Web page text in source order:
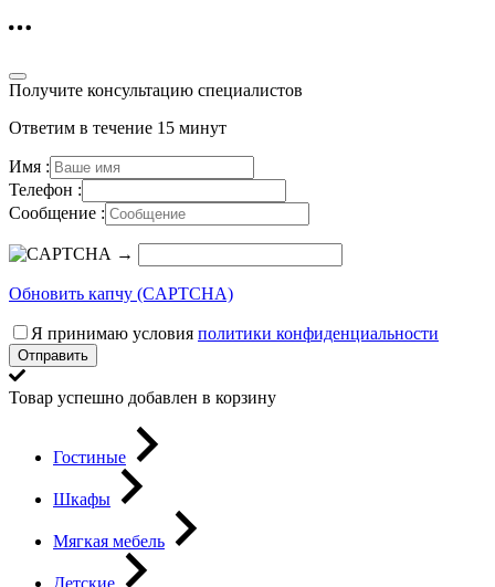
Получите консультацию специалистов
Ответим в течение 15 минут
Имя :
Телефон :
Сообщение :
→
Обновить капчу (CAPTCHA)
Я принимаю условия политики конфиденциальности
Отправить
Товар успешно добавлен в корзину
Гостиные
Шкафы
Мягкая мебель